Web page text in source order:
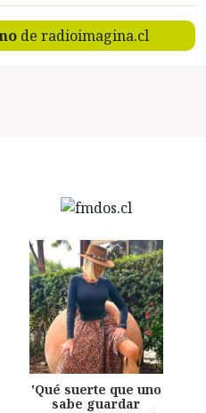
de radioimagina.cl
'Qué suerte que uno
sabe guardar